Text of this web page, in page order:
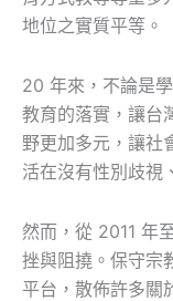
地位之實質平等。
20 年來，不論是
教育的落實，讓台
野更加多元，讓社
活在沒有性別歧視
然而，從 2011 年
挫與阻撓。保守宗
平台，散佈許多關